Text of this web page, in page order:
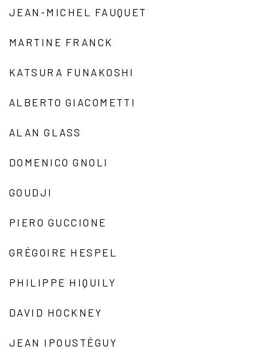
JEAN-MICHEL FAUQUET
MARTINE FRANCK
KATSURA FUNAKOSHI
ALBERTO GIACOMETTI
ALAN GLASS
DOMENICO GNOLI
GOUDJI
PIERO GUCCIONE
GRÉGOIRE HESPEL
PHILIPPE HIQUILY
DAVID HOCKNEY
JEAN IPOUSTÉGUY